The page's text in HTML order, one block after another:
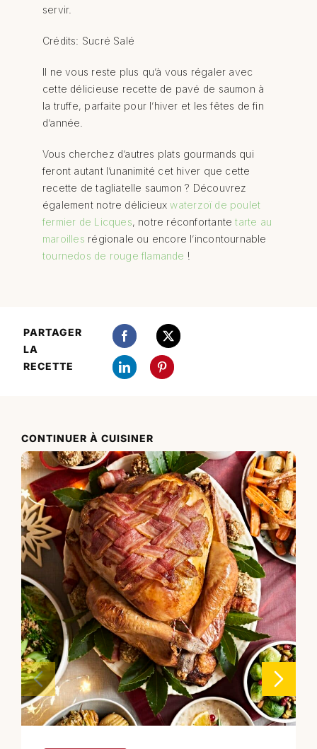
servir.
Crédits: Sucré Salé
Il ne vous reste plus qu’à vous régaler avec
cette délicieuse recette de pavé de saumon à
la truffe, parfaite pour l’hiver et les fêtes de fin
d’année.
Vous cherchez d’autres plats gourmands qui
feront autant l’unanimité cet hiver que cette
recette de tagliatelle saumon ? Découvrez
également notre délicieuxwaterzoï de poulet
fermier de Licques, notre réconfortantetarte au
maroilles régionale ou encore l’incontournable
tournedos de rouge flamande !
PARTAGER
LA
RECETTE
CONTINUER À CUISINER